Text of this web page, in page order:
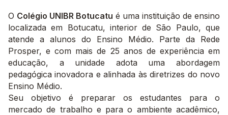
O Colégio UNIBR Botucatu é uma instituição de ensino
localizada em Botucatu, interior de São Paulo, que
atende a alunos do Ensino Médio. Parte da Rede
Prosper, e com mais de 25 anos de experiência em
educação, a unidade adota uma abordagem
pedagógica inovadora e alinhada às diretrizes do novo
Ensino Médio.
Seu objetivo é preparar os estudantes para o
mercado de trabalho e para o ambiente acadêmico,